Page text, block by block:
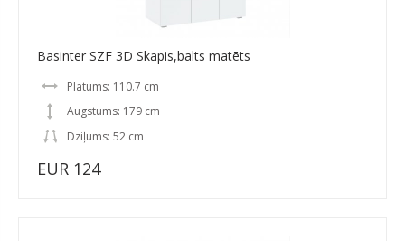
Basinter SZF 3D Skapis,balts matēts
Platums: 110.7 cm
Augstums: 179 cm
Dziļums: 52 cm
EUR 124